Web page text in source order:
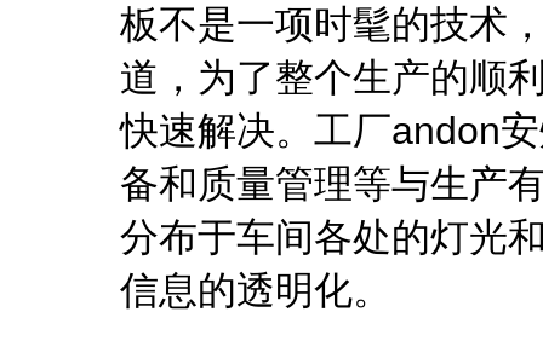
板不是一项时髦的技术
道，为了整个生产的顺
快速解决。工厂andon
备和质量管理等与生产
分布于车间各处的灯光
信息的透明化。